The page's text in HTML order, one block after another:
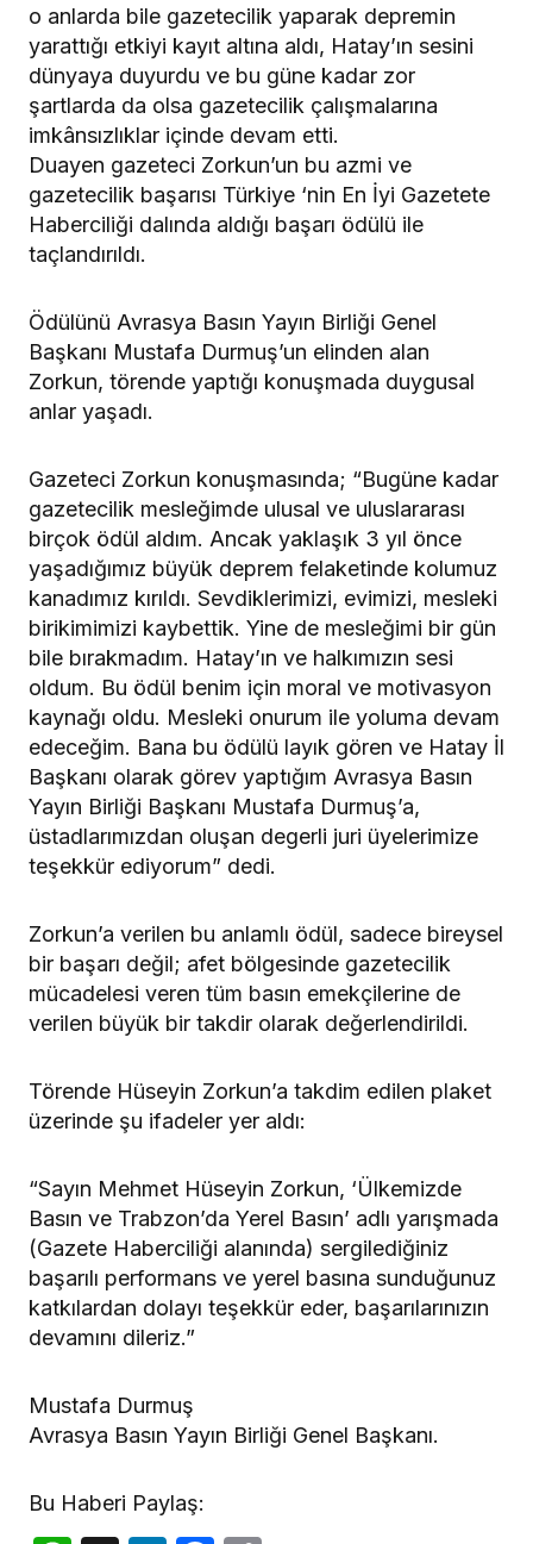
o anlarda bile gazetecilik yaparak depremin
yarattığı etkiyi kayıt altına aldı, Hatay’ın sesini
dünyaya duyurdu ve bu güne kadar zor
şartlarda da olsa gazetecilik çalışmalarına
imkânsızlıklar içinde devam etti.
Duayen gazeteci Zorkun’un bu azmi ve
gazetecilik başarısı Türkiye ‘nin En İyi Gazetete
Haberciliği dalında aldığı başarı ödülü ile
taçlandırıldı.
Ödülünü Avrasya Basın Yayın Birliği Genel
Başkanı Mustafa Durmuş’un elinden alan
Zorkun, törende yaptığı konuşmada duygusal
anlar yaşadı.
Gazeteci Zorkun konuşmasında; “Bugüne kadar
gazetecilik mesleğimde ulusal ve uluslararası
birçok ödül aldım. Ancak yaklaşık 3 yıl önce
yaşadığımız büyük deprem felaketinde kolumuz
kanadımız kırıldı. Sevdiklerimizi, evimizi, mesleki
birikimimizi kaybettik. Yine de mesleğimi bir gün
bile bırakmadım. Hatay’ın ve halkımızın sesi
oldum. Bu ödül benim için moral ve motivasyon
kaynağı oldu. Mesleki onurum ile yoluma devam
edeceğim. Bana bu ödülü layık gören ve Hatay İl
Başkanı olarak görev yaptığım Avrasya Basın
Yayın Birliği Başkanı Mustafa Durmuş’a,
üstadlarımızdan oluşan degerli juri üyelerimize
teşekkür ediyorum” dedi.
Zorkun’a verilen bu anlamlı ödül, sadece bireysel
bir başarı değil; afet bölgesinde gazetecilik
mücadelesi veren tüm basın emekçilerine de
verilen büyük bir takdir olarak değerlendirildi.
Törende Hüseyin Zorkun’a takdim edilen plaket
üzerinde şu ifadeler yer aldı:
“Sayın Mehmet Hüseyin Zorkun, ‘Ülkemizde
Basın ve Trabzon’da Yerel Basın’ adlı yarışmada
(Gazete Haberciliği alanında) sergilediğiniz
başarılı performans ve yerel basına sunduğunuz
katkılardan dolayı teşekkür eder, başarılarınızın
devamını dileriz.”
Mustafa Durmuş
Avrasya Basın Yayın Birliği Genel Başkanı.
Bu Haberi Paylaş: